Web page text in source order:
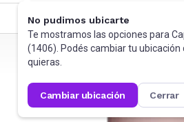
No pudimos ubicarte
Te mostramos las opciones para
(1406). Podés cambiar tu ubicación
quieras.
cambiar ubicación cerrar
Categorías Más Vendidos
Frávega Deportes y fitness